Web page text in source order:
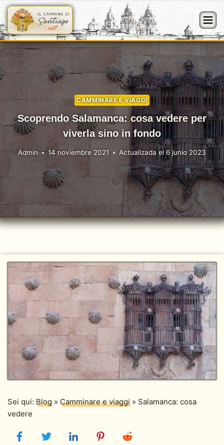
Saltar
al
contenido
CAMMINARE E VIAGGI
Scoprendo Salamanca: cosa vedere per
viverla sino in fondo
Admin 14 noviembre 2021 Actualizada el 6 junio 2023
Sei qui: Blog» Camminare e viaggi» Salamanca: cosa
vedere